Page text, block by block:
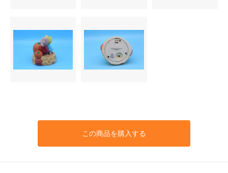
この商品を購入する